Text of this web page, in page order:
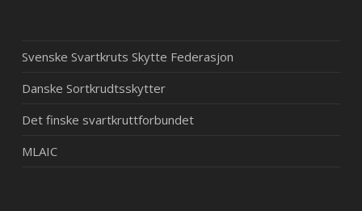
Svenske Svartkruts Skytte Federasjon
Danske Sortkrudtsskytter
Det finske svartkruttforbundet
MLAIC